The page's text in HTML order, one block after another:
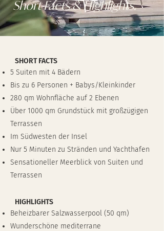
Short Facts & Highlights.
SHORT FACTS
5 Suiten mit 4 Bädern
Bis zu 6 Personen + Babys/Kleinkinder
280 qm Wohnfläche auf 2 Ebenen
Über 1000 qm Grundstück mit großzügigen
Terrassen
Im Südwesten der Insel
Nur 5 Minuten zu Stränden und Yachthafen
Sensationeller Meerblick von Suiten und
Terrassen
HIGHLIGHTS
Beheizbarer Salzwasserpool (50 qm)
Wunderschöne mediterrane